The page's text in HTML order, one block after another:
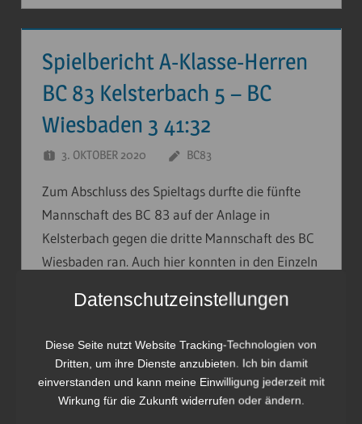
Spielbericht A-Klasse-Herren
BC 83 Kelsterbach 5 – BC
Wiesbaden 3 41:32
3. OKTOBER 2020 BC83
Zum Abschluss des Spieltags durfte die fünfte
Mannschaft des BC 83 auf der Anlage in
Kelsterbach gegen die dritte Mannschaft des BC
Wiesbaden ran. Auch hier konnten in den Einzeln
Teamspiel 13 …Weiterlesen
Spielbericht Regionalliga 2 –
Datenschutzeinstellungen
Diese Seite nutzt Website Tracking-Technologien von
Dritten, um ihre Dienste anzubieten. Ich bin damit
einverstanden und kann meine Einwilligung jederzeit mit
Wirkung für die Zukunft widerrufen oder ändern.